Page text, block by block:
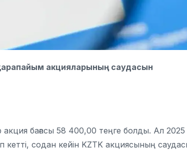
акцияларының саудасын
акция бағасы 58 400,00 теңге болды. Ал 2025
содан кейін KZTK акциясының